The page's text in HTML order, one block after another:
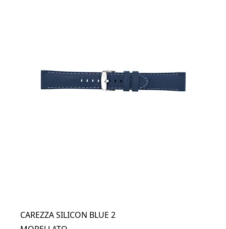
CAREZZA SILICON BLUE 2